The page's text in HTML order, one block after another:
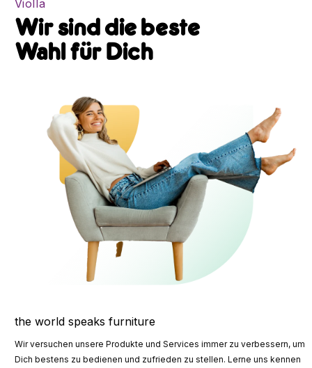
Violla
Wir sind die beste
Wahl für Dich
the world speaks furniture
Wir versuchen unsere Produkte und Services immer zu verbessern, um
Dich bestens zu bedienen und zufrieden zu stellen. Lerne uns kennen